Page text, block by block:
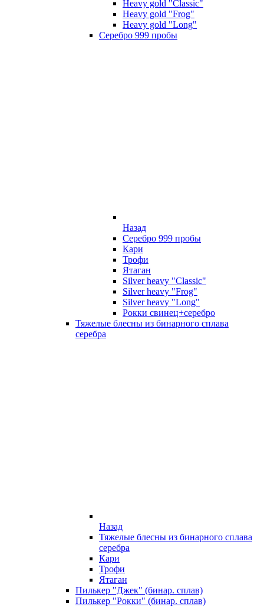
Heavy gold "Classic"
Heavy gold "Frog"
Heavy gold "Long"
Серебро 999 пробы
Назад
Серебро 999 пробы
Кари
Трофи
Ятаган
Silver heavy "Classic"
Silver heavy "Frog"
Silver heavy "Long"
Рокки свинец+серебро
Тяжелые блесны из бинарного сплава
серебра
Назад
Тяжелые блесны из бинарного сплава
серебра
Кари
Трофи
Ятаган
Пилькер "Джек" (бинар. сплав)
Пилькер "Рокки" (бинар. сплав)